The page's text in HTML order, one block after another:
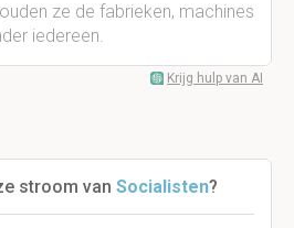
ze de fabrieken, machines
iedereen.
Krijg hulp van AI
stroom van Socialisten?